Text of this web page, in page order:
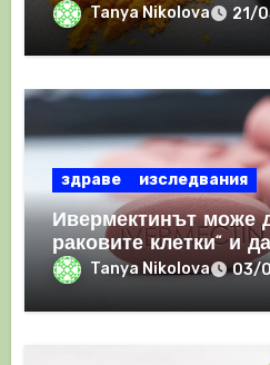
Tanya Nikolova 21/
здраве изследвания
Ивермектинът може
раковите клетки“ и
имунния отговор
Tanya Nikolova 03/